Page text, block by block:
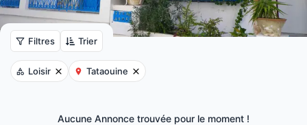
Filtres Trier
Loisir Tataouine
Aucune Annonce trouvée pour le moment !